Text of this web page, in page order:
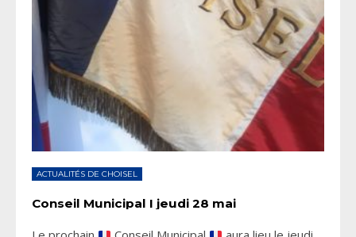
ACTUALITÉS DE CHOISEL
Conseil Municipal I jeudi 28 mai